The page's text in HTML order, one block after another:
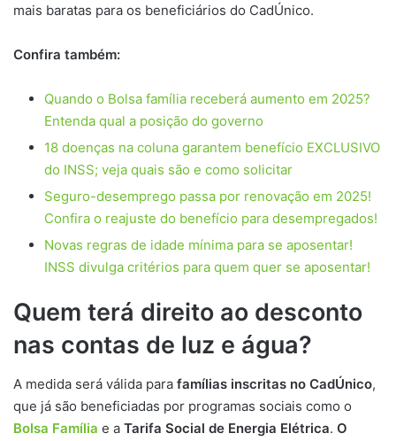
mais baratas para os beneficiários do CadÚnico.
Confira também:
Quando o Bolsa família receberá aumento em 2025?
Entenda qual a posição do governo
18 doenças na coluna garantem benefício EXCLUSIVO
do INSS; veja quais são e como solicitar
Seguro-desemprego passa por renovação em 2025!
Confira o reajuste do benefício para desempregados!
Novas regras de idade mínima para se aposentar!
INSS divulga critérios para quem quer se aposentar!
Quem terá direito ao desconto
nas contas de luz e água?
A medida será válida para famílias inscritas no CadÚnico,
que já são beneficiadas por programas sociais como o
Bolsa Família e a Tarifa Social de Energia Elétrica. O